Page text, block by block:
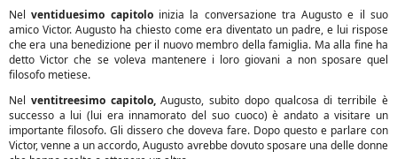
Nelventiduesimo capitoloinizia la conversazione tra Augusto e il suo
amico Victor. Augusto ha chiesto come era diventato un padre, e lui rispose
che era una benedizione per il nuovo membro della famiglia. Ma alla fine ha
detto Victor che se voleva mantenere i loro giovani a non sposare quel
filosofo metiese.
Nel ventitreesimo capitolo,Augusto, subito dopo qualcosa di terribile è
successo a lui (lui era innamorato del suo cuoco) è andato a visitare un
importante filosofo. Gli dissero che doveva fare. Dopo questo e parlare con
Victor, venne a un accordo, Augusto avrebbe dovuto sposare una delle donne